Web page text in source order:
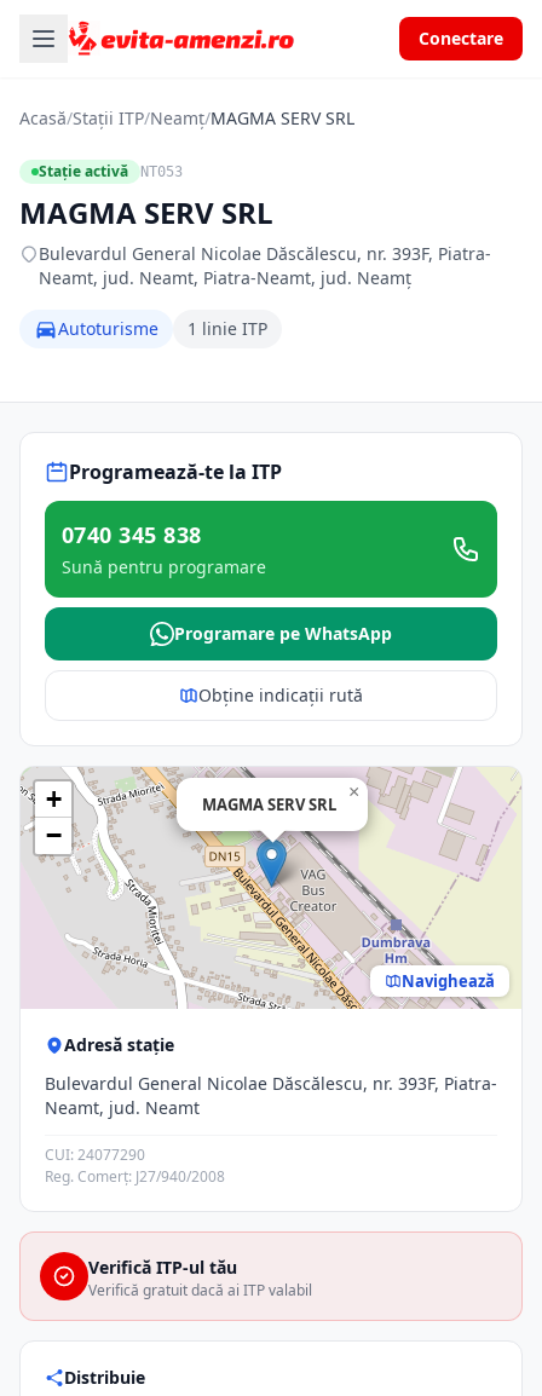
Conectare
Acasă/Stații ITP/Neamț/MAGMA SERV SRL
Stație activă NT053
MAGMA SERV SRL
Bulevardul General Nicolae Dăscălescu, nr. 393F, Piatra-
Neamt, jud. Neamt, Piatra-Neamt, jud. Neamț
Autoturisme 1 linie ITP
Programează-te la ITP
0740 345 838
Sună pentru programare
Programare pe WhatsApp
Obține indicații rută
MAGMA SERV SRL
×
+
−
Navighează
Adresă stație
Bulevardul General Nicolae Dăscălescu, nr. 393F, Piatra-
Neamt, jud. Neamt
CUI: 24077290
Reg. Comerț: J27/940/2008
Verifică ITP-ul tău
Verifică gratuit dacă ai ITP valabil
Distribuie